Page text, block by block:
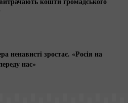
ненависті зростає. «Росія на
нас»